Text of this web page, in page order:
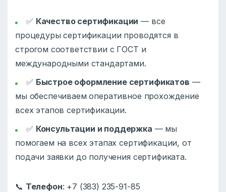
✅ Качество сертификации — все
процедуры сертификации проводятся в
строгом соответствии с ГОСТ и
международными стандартами.
✅ Быстрое оформление сертификатов —
мы обеспечиваем оперативное прохождение
всех этапов сертификации.
✅ Консультации и поддержка — мы
помогаем на всех этапах сертификации, от
подачи заявки до получения сертификата.
📞 Телефон: +7 (383) 235-91-85